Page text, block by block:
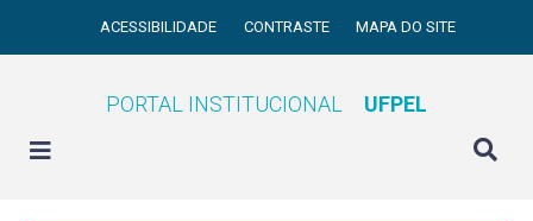
ACESSIBILIDADE CONTRASTE MAPA DO SITE
PORTAL INSTITUCIONAL UFPEL